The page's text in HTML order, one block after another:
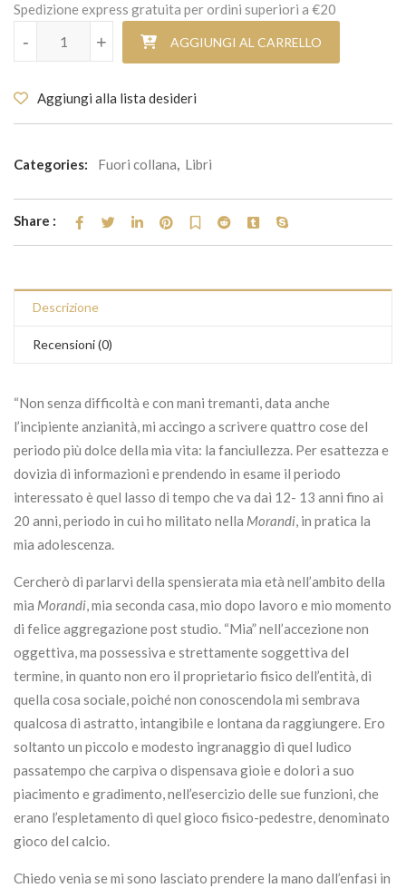
Spedizione express gratuita per ordini superiori a €20
La mia morandi quantità
+
- AGGIUNGI AL CARRELLO
Aggiungi alla lista desideri
Categories: Fuori collana, Libri
Share :
Descrizione
Recensioni (0)
“Non senza difficoltà e con mani tremanti, data anche
l’incipiente anzianità, mi accingo a scrivere quattro cose del
periodo più dolce della mia vita: la fanciullezza. Per esattezza e
dovizia di informazioni e prendendo in esame il periodo
interessato è quel lasso di tempo che va dai 12- 13 anni fino ai
20 anni, periodo in cui ho militato nella Morandi, in pratica la
mia adolescenza.
Cercherò di parlarvi della spensierata mia età nell’ambito della
mia Morandi, mia seconda casa, mio dopo lavoro e mio momento
di felice aggregazione post studio. “Mia” nell’accezione non
oggettiva, ma possessiva e strettamente soggettiva del
termine, in quanto non ero il proprietario fisico dell’entità, di
quella cosa sociale, poiché non conoscendola mi sembrava
qualcosa di astratto, intangibile e lontana da raggiungere. Ero
soltanto un piccolo e modesto ingranaggio di quel ludico
passatempo che carpiva o dispensava gioie e dolori a suo
piacimento e gradimento, nell’esercizio delle sue funzioni, che
erano l’espletamento di quel gioco fisico-pedestre, denominato
gioco del calcio.
Chiedo venia se mi sono lasciato prendere la mano dall’enfasi in